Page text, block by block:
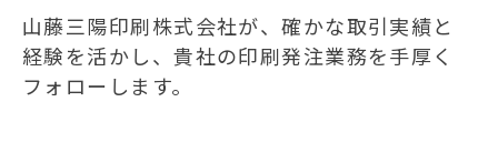
山藤三陽印刷株式会社が、確かな取引実績と
経験を活かし、貴社の印刷発注業務を手厚く
フォローします。